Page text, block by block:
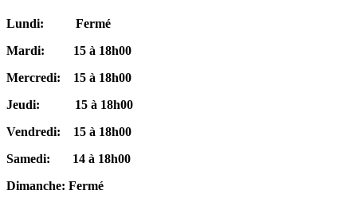
Lundi: Fermé
Mardi: 15 à 18h00
Mercredi: 15 à 18h00
Jeudi: 15 à 18h00
Vendredi: 15 à 18h00
Samedi: 14 à 18h00
Dimanche: Fermé